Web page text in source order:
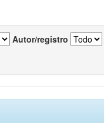
Autor/registro